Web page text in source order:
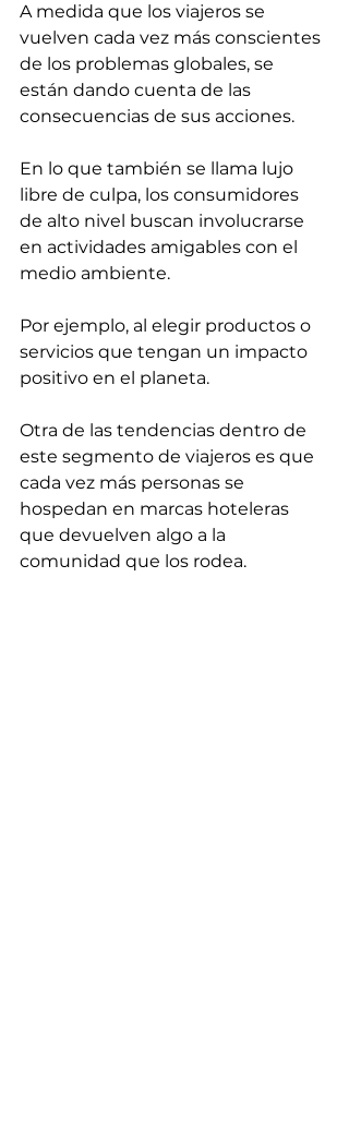
A medida que los viajeros se
vuelven cada vez más conscientes
de los problemas globales, se
están dando cuenta de las
consecuencias de sus acciones.
En lo que también se llama lujo
libre de culpa, los consumidores
de alto nivel buscan involucrarse
en actividades amigables con el
medio ambiente.
Por ejemplo, al elegir productos o
servicios que tengan un impacto
positivo en el planeta.
Otra de las tendencias dentro de
este segmento de viajeros es que
cada vez más personas se
hospedan en marcas hoteleras
que devuelven algo a la
comunidad que los rodea.